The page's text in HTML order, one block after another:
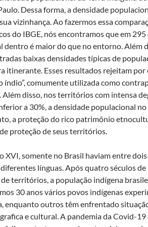
Dessa forma, a densidade
vizinhança. Ao fazermos essa
do IBGE, nós encontramos que em
dentro é maior do que no entorno. Além
baixas densidades típicas de
itinerante. Esses resultados rejeitam
índio”, comumente utilizada como
Além disso, nos territórios com intensa
a 30%, a densidade populacional
a proteção do rico patrimônio
proteção de seus territórios.
XVI, somente no Brasil haviam entre
línguas. Após quatro séculos de
territórios, a população indígena
30 anos vários povos indígenas
enquanto outros têm enfrentado
e cultural. A pandemia da Covid-